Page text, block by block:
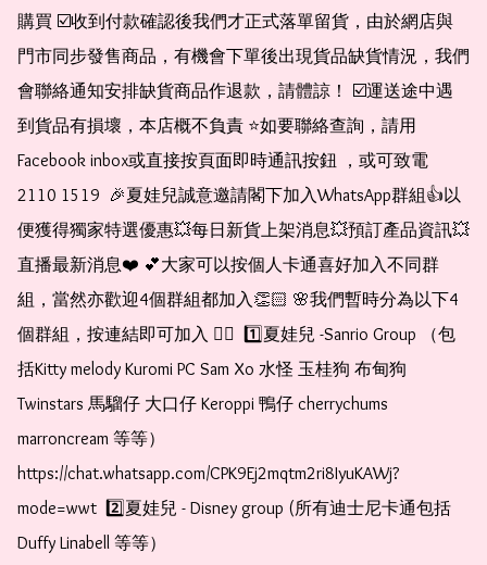
購買 ☑️收到付款確認後我們才正式落單留貨，由於網店與
門市同步發售商品，有機會下單後出現貨品缺貨情況，我們
會聯絡通知安排缺貨商品作退款，請體諒！ ☑️運送途中遇
到貨品有損壞，本店概不負責 ⭐️如要聯絡查詢，請用
Facebook inbox或直接按頁面即時通訊按鈕 ，或可致電
2110 1519  🎉夏娃兒誠意邀請閣下加入WhatsApp群組👍以
便獲得獨家特選優惠💥每日新貨上架消息💥預訂產品資訊💥
直播最新消息❤️ 💕大家可以按個人卡通喜好加入不同群
組，當然亦歡迎4個群組都加入👏🏻 🌸我們暫時分為以下4
個群組，按連結即可加入 👇🏻  1️⃣夏娃兒 -Sanrio Group （包
括Kitty melody Kuromi PC Sam Xo 水怪 玉桂狗 布甸狗
Twinstars 馬騮仔 大口仔 Keroppi 鴨仔 cherrychums
marroncream 等等）
https://chat.whatsapp.com/CPK9Ej2mqtm2ri8IyuKAWj?
mode=wwt  2️⃣夏娃兒 - Disney group (所有迪士尼卡通包括
Duffy Linabell 等等）